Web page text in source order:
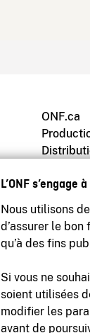
L’ONF
Nous utilisons
d’assurer le
qu’à des fins
Si vous ne
soient utilisées
modifier les
avant de
ONF.ca
Archives